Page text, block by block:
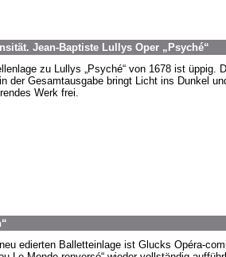
Jean-Baptiste Lullys Oper „Psyché“
zu Lullys „Psyché“ von 1678 ist üppig.
der Gesamtausgabe bringt Licht ins Dunkel
Werk frei.
edierten Balletteinlage ist Glucks Opéra-